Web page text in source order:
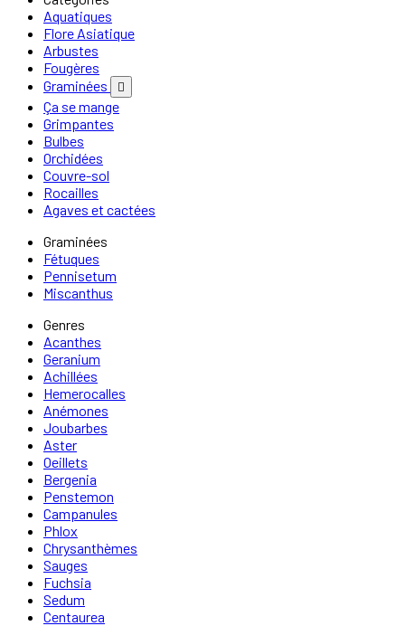
Aquatiques
Flore Asiatique
Arbustes
Fougères
Graminées

Ça se mange
Grimpantes
Bulbes
Orchidées
Couvre-sol
Rocailles
Agaves et cactées
Graminées
Fétuques
Pennisetum
Miscanthus
Genres
Acanthes
Geranium
Achillées
Hemerocalles
Anémones
Joubarbes
Aster
Oeillets
Bergenia
Penstemon
Campanules
Phlox
Chrysanthèmes
Sauges
Fuchsia
Sedum
Centaurea